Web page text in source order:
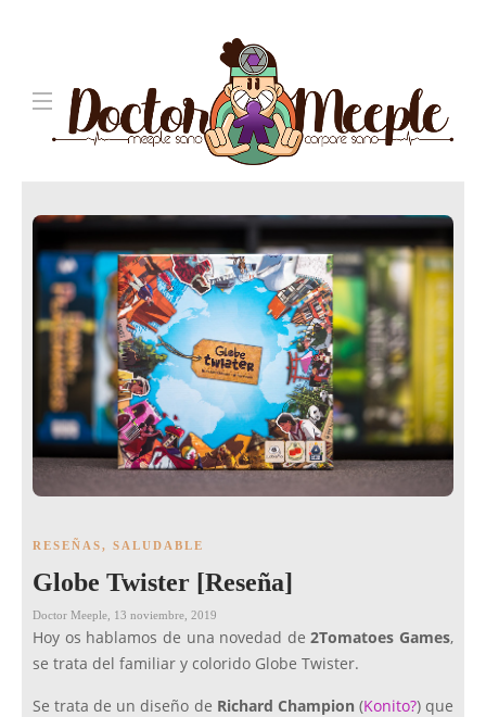
RESEÑAS, SALUDABLE
Globe Twister [Reseña]
Doctor Meeple 13 noviembre, 2019
Hoy os hablamos de una novedad de2Tomatoes Games,
se trata del familiar y colorido Globe Twister.
Se trata de un diseño de Richard Champion (Konito?) que